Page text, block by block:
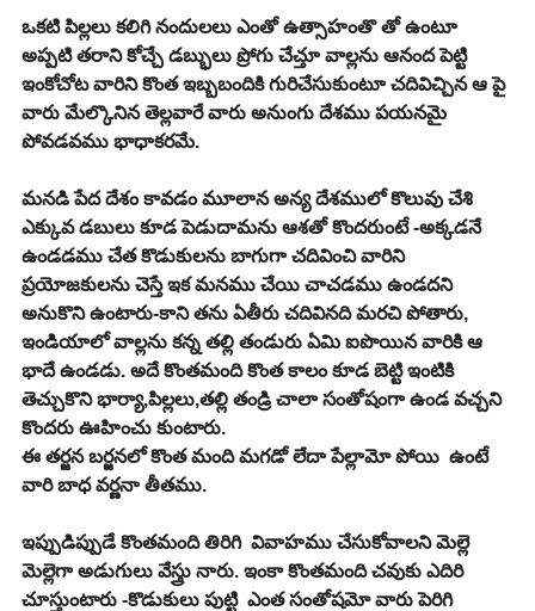
ఒకటి పిల్లలు కలిగి నందులలు ఎంతో ఉత్సాహంతొ తో ఉంటూ
అప్పటి తరాని కోచ్చే డబ్భులు ప్రోగు చేచ్తూ వాల్లను ఆనంద పెట్టి
ఇంకోచోట వారిని కొంత ఇబ్బబందికి గురిచేసుకుంటూ చదివిచ్చిన ఆ పై
వారు మేల్కొనిన తెల్లవారే వారు అనుంగు దేశము పయనమై
పోవడవము భాధాకరమే.
మనడి పేద దేశం కావడం మూలాన అన్య దేశములో కొలువు చేశి
ఎక్కువ డబులు కూడ పెడుదామను ఆశతో కొందరుంటే -అక్కడనే
ఉండడము చేత కొడుకులను బాగుగా చదివించి వారిని
ప్రయోజకులను చెస్తే ఇక మనము చేయి చాచడము ఉండదని
అనుకొని ఉంటారు-కాని తను ఏతీరు చదివినది మరచి పోతారు,
ఇండియాలో వాల్లను కన్న తల్లి తండురు ఏమి ఐపొయిన వారికి ఆ
భాదే ఉండడు. అదే కొంతమంది కొంత కాలం కూడ బెట్టి ఇంటికి
తెచ్చుకొని భార్యా,పిల్లలు,తల్లి తండ్రి చాలా సంతోషంగా ఉండ వచ్చని
కొందరు ఊహించు కుంటారు.
ఈ తర్జన బర్జనలో కొంత మంది మగడో లేదా పేల్లామో పోయి  ఉంటే
వారి బాధ వర్ణనా తీతము.
ఇప్పుడిప్పుడే కొంతమంది తిరిగి  వివాహము చేసుకోవాలని మెల్లె
మెల్లెగా అడుగులు వేస్త్రు నారు. ఇంకా కొంతమంది చవుకు ఎదిరి
చూస్తుంటారు -కొడుకులు పుట్టి  ఎంత సంతోషమో వారు పెరిగి